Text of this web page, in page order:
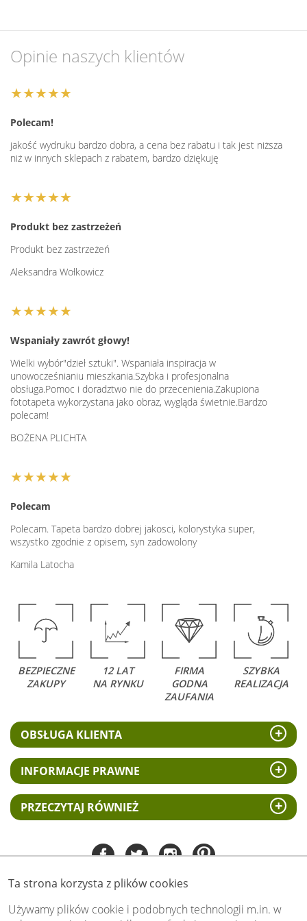
Ta strona korzysta z plików cookies
Używamy plików cookie i podobnych technologii m.in. w
Opinie naszych klientów
★★★★★
Polecam!
jakość wydruku bardzo dobra, a cena bez rabatu i tak jest niższa
niż w innych sklepach z rabatem, bardzo dziękuję
★★★★★
Produkt bez zastrzeżeń
Produkt bez zastrzeżeń
Aleksandra Wołkowicz
★★★★★
Wspaniały zawrót głowy!
Wielki wybór"dzieł sztuki". Wspaniała inspiracja w
unowocześnianiu mieszkania.Szybka i profesjonalna
obsługa.Pomoc i doradztwo nie do przecenienia.Zakupiona
fototapeta wykorzystana jako obraz, wygląda świetnie.Bardzo
polecam!
BOŻENA PLICHTA
★★★★★
Polecam
Polecam. Tapeta bardzo dobrej jakosci, kolorystyka super,
wszystko zgodnie z opisem, syn zadowolony
Kamila Latocha
BEZPIECZNE
ZAKUPY
12 LAT
NA RYNKU
FIRMA
GODNA
ZAUFANIA
SZYBKA
REALIZACJA
OBSŁUGA KLIENTA
INFORMACJE PRAWNE
PRZECZYTAJ RÓWNIEŻ
Tel:535 505 106
(pn-pt 8.00 - 15.00)